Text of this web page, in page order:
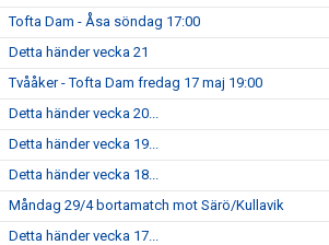
Tofta Dam - Åsa söndag 17:00
Detta händer vecka 21
Tvååker - Tofta Dam fredag 17 maj 19:00
Detta händer vecka 20...
Detta händer vecka 19...
Detta händer vecka 18...
Måndag 29/4 bortamatch mot Särö/Kullavik
Detta händer vecka 17...